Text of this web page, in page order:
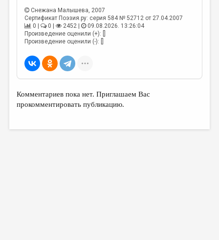
РЕДКОЛЛЕГИЯ
ОТ РЕДАКЦИИ
МАЛАЯ ПРОЗА
ЭССЕИСТИКА
ЛИТЕРАТУРОВЕДЕНИЕ
КУЛЬТУРОВЕДЕНИЕ
ПУБЛИЦИСТИКА
Снежана Малышева, 2007
Сертификат Поэзия.ру: серия 584 № 52712 от 27.04.2007
0 |
0 | 2452 |
09.08.2026. 13:26:04
Произведение оценили (+): []
Произведение оценили (-): []
Комментариев пока нет. Приглашаем Вас
прокомментировать публикацию.